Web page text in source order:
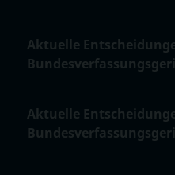
Aktuelle
Aktuelle